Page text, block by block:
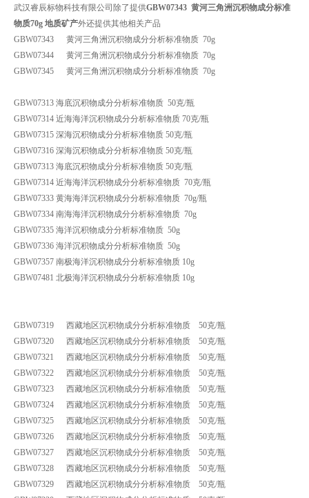
武汉睿辰标物科技有限公司除了提供GBW07343 黄河三角洲沉积物成分标准
物质70g 地质矿产外还提供其他相关产品
GBW07343 黄河三角洲沉积物成分分析标准物质 70g
GBW07344 黄河三角洲沉积物成分分析标准物质 70g
GBW07345 黄河三角洲沉积物成分分析标准物质 70g
GBW07313 海底沉积物成分分析标准物质 50克/瓶
GBW07314 近海海洋沉积物成分分析标准物质 70克/瓶
GBW07315 深海沉积物成分分析标准物质 50克/瓶
GBW07316 深海沉积物成分分析标准物质 50克/瓶
GBW07313 海底沉积物成分分析标准物质 50克/瓶
GBW07314 近海海洋沉积物成分分析标准物质 70克/瓶
GBW07333 黄海海洋沉积物成分分析标准物质 70g/瓶
GBW07334 南海海洋沉积物成分分析标准物质 70g
GBW07335 海洋沉积物成分分析标准物质 50g
GBW07336 海洋沉积物成分分析标准物质 50g
GBW07357 南极海洋沉积物成分分析标准物质 10g
GBW07481 北极海洋沉积物成分分析标准物质 10g
GBW07319 西藏地区沉积物成分分析标准物质 50克/瓶
GBW07320 西藏地区沉积物成分分析标准物质 50克/瓶
GBW07321 西藏地区沉积物成分分析标准物质 50克/瓶
GBW07322 西藏地区沉积物成分分析标准物质 50克/瓶
GBW07323 西藏地区沉积物成分分析标准物质 50克/瓶
GBW07324 西藏地区沉积物成分分析标准物质 50克/瓶
GBW07325 西藏地区沉积物成分分析标准物质 50克/瓶
GBW07326 西藏地区沉积物成分分析标准物质 50克/瓶
GBW07327 西藏地区沉积物成分分析标准物质 50克/瓶
GBW07328 西藏地区沉积物成分分析标准物质 50克/瓶
GBW07329 西藏地区沉积物成分分析标准物质 50克/瓶